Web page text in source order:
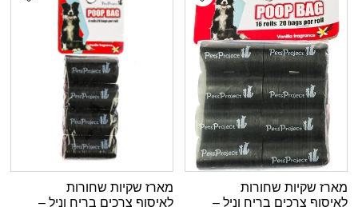
מארז שקיות שחורות
לאיסוף צרכים בריח וניל –
מארז שקיות שחורות
לאיסוף צרכים בריח וניל –